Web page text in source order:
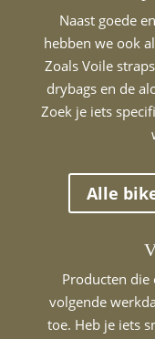
Naast goede
hebben we ook
Zoals Voile
drybags en de
Zoek je iets
Alle
Producten
volgende
toe. Heb je iets